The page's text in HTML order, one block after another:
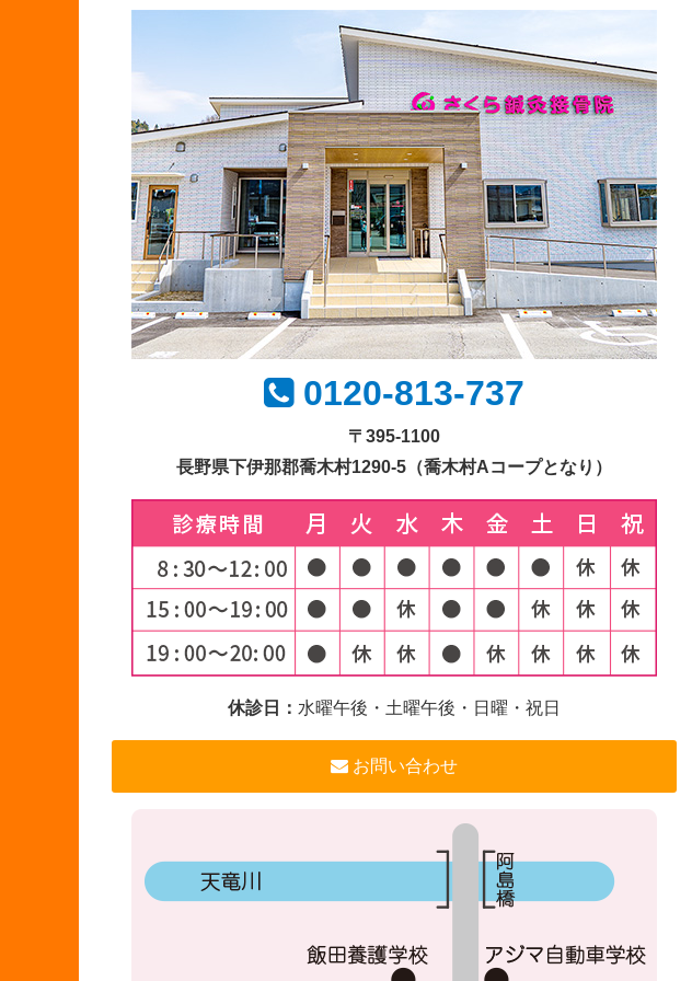
0120-813-737
〒395-1100
長野県下伊那郡喬木村1290-5 （喬木村Aコープとなり）
休診日： 水曜午後・土曜午後・日曜・祝日
お問い合わせ